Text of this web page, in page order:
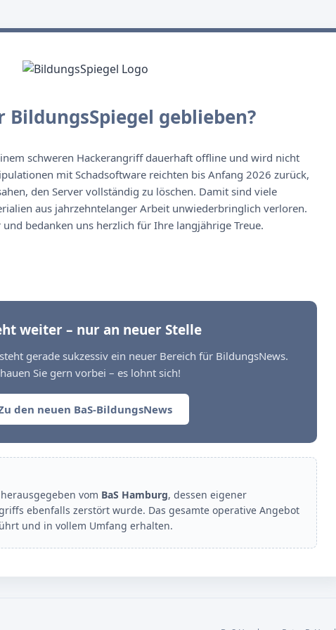
BildungsSpiegel geblieben?
schweren Hackerangriff dauerhaft offline und wird nicht
mit Schadsoftware reichten bis Anfang 2026 zurück,
den Server vollständig zu löschen. Damit sind viele
aus jahrzehntelanger Arbeit unwiederbringlich verloren.
bedanken uns herzlich für Ihre langjährige Treue.
weiter – nur an neuer Stelle
gerade sukzessiv ein neuer Bereich für BildungsNews.
Sie gern vorbei – es lohnt sich!
den neuen BaS-BildungsNews
vom BaS Hamburg, dessen eigener
ebenfalls zerstört wurde. Das gesamte operative Angebot
und in vollem Umfang erhalten.